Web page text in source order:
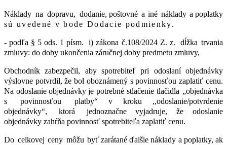
Náklady na dopravu, dodanie, poštovné a iné náklady a poplatky
sú uvedené v bode Dodacie podmienky.
- podľa § 5 ods. 1 písm. i) zákona č.108/2024 Z. z. dĺžka trvania
zmluvy: do doby ukončenia záručnej doby predmetu zmluvy,
Obchodník zabezpečil, aby spotrebiteľ pri odoslaní objednávky
výslovne potvrdil, že bol oboznámený s povinnosťou zaplatiť cenu.
Na odoslanie objednávky je potrebné stlačenie tlačidla „objednávka
s
povinnosťou
platby“ v kroku ,,odoslanie/potvrdenie
objednávky“,
ktorá
jednoznačne vyjadruje, že odoslanie
objednávky zahŕňa povinnosť spotrebiteľa zaplatiť cenu.
Do celkovej ceny môžu byť zarátané ďalšie náklady a poplatky, ak